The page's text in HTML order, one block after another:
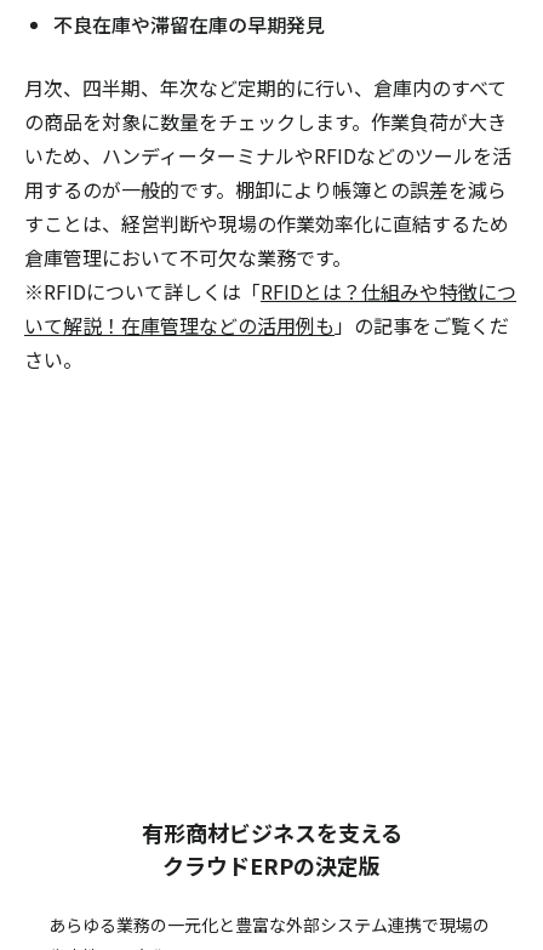
不良在庫や滞留在庫の早期発見
月次、四半期、年次など定期的に行い、倉庫内のすべて
の商品を対象に数量をチェックします。作業負荷が大き
いため、ハンディーターミナルやRFIDなどのツールを活
用するのが一般的です。棚卸により帳簿との誤差を減ら
すことは、経営判断や現場の作業効率化に直結するため
倉庫管理において不可欠な業務です。
※RFIDについて詳しくは「RFIDとは？仕組みや特徴につ
いて解説！在庫管理などの活用例も 」の記事をご覧くだ
さい。
有形商材ビジネスを支える
クラウドERPの決定版
あらゆる業務の一元化と豊富な外部システム連携で現場の